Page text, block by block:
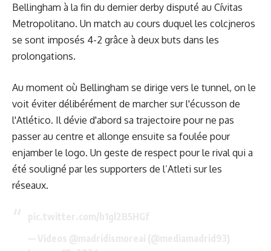
Bellingham à la fin du dernier derby disputé au Cívitas
Metropolitano. Un match au cours duquel les colcjneros
se sont imposés 4-2 grâce à deux buts dans les
prolongations.
Au moment où Bellingham se dirige vers le tunnel, on le
voit éviter délibérément de marcher sur l'écusson de
l'Atlético. Il dévie d'abord sa trajectoire pour ne pas
passer au centre et allonge ensuite sa foulée pour
enjamber le logo. Un geste de respect pour le rival qui a
été souligné par les supporters de l’Atleti sur les
réseaux.